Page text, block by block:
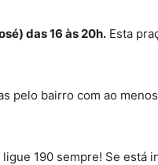
das 16 às 20h. Esta
pelo bairro com ao
ligue 190 sempre! Se está